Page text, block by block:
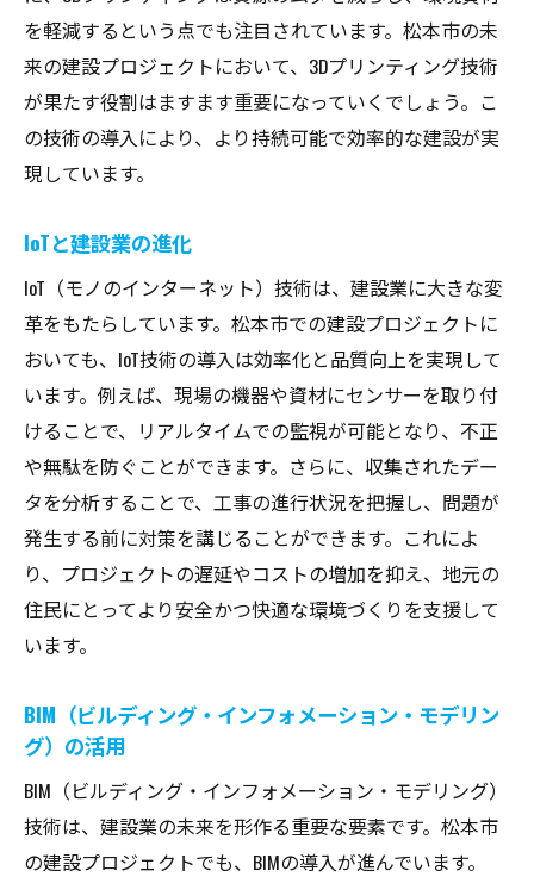
を軽減するという点でも注目されています。松本市の未
来の建設プロジェクトにおいて、3Dプリンティング技術
が果たす役割はますます重要になっていくでしょう。こ
の技術の導入により、より持続可能で効率的な建設が実
現しています。
IoTと建設業の進化
IoT（モノのインターネット）技術は、建設業に大きな変
革をもたらしています。松本市での建設プロジェクトに
おいても、IoT技術の導入は効率化と品質向上を実現して
います。例えば、現場の機器や資材にセンサーを取り付
けることで、リアルタイムでの監視が可能となり、不正
や無駄を防ぐことができます。さらに、収集されたデー
タを分析することで、工事の進行状況を把握し、問題が
発生する前に対策を講じることができます。これによ
り、プロジェクトの遅延やコストの増加を抑え、地元の
住民にとってより安全かつ快適な環境づくりを支援して
います。
BIM（ビルディング・インフォメーション・モデリン
グ）の活用
BIM（ビルディング・インフォメーション・モデリング）
技術は、建設業の未来を形作る重要な要素です。松本市
の建設プロジェクトでも、BIMの導入が進んでいます。